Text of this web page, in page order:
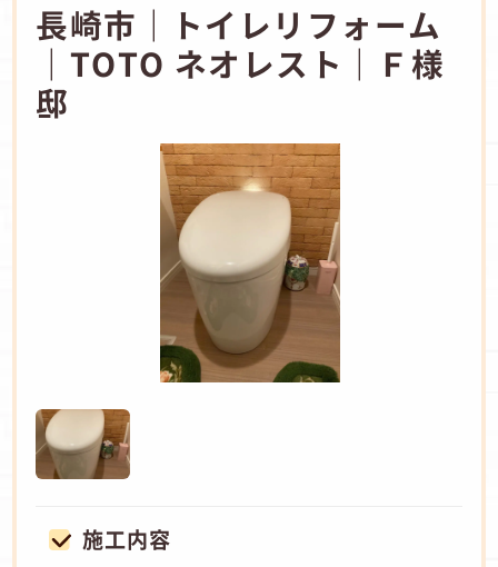
長崎市｜トイレリフォーム
｜TOTO ネオレスト｜Ｆ様
邸
施工内容